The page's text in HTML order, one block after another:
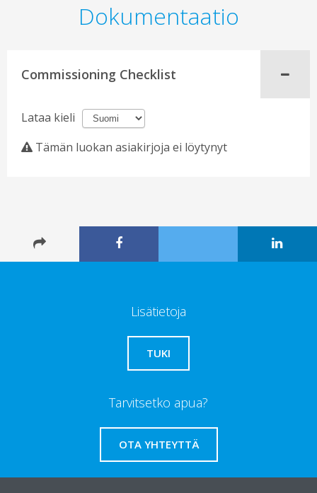
Dokumentaatio
Commissioning Checklist
Lataa kieli
Tämän luokan asiakirjoja ei löytynyt
Lisätietoja
TUKI
Tarvitsetko apua?
OTA YHTEYTTÄ